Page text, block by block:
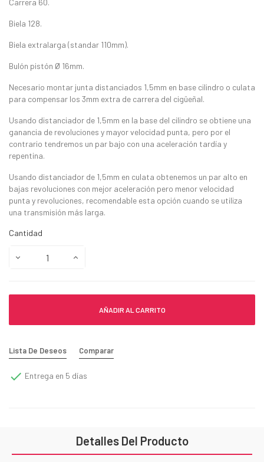
Carrera 60.
Biela 128.
Biela extralarga (standar 110mm).
Bulón pistón Ø 16mm.
Necesario montar junta distanciados 1,5mm en base cilindro o culata
para compensar los 3mm extra de carrera del cigüeñal.
Usando distanciador de 1,5mm en la base del cilindro se obtiene una
ganancia de revoluciones y mayor velocidad punta, pero por el
contrario tendremos un par bajo con una aceleración tardía y
repentina.
Usando distanciador de 1,5mm en culata obtenemos un par alto en
bajas revoluciones con mejor aceleración pero menor velocidad
punta y revoluciones, recomendable esta opción cuando se utiliza
una transmisión más larga.
Cantidad
AÑADIR AL CARRITO
Lista De Deseos Comparar
 Entrega en 5 días
Detalles Del Producto